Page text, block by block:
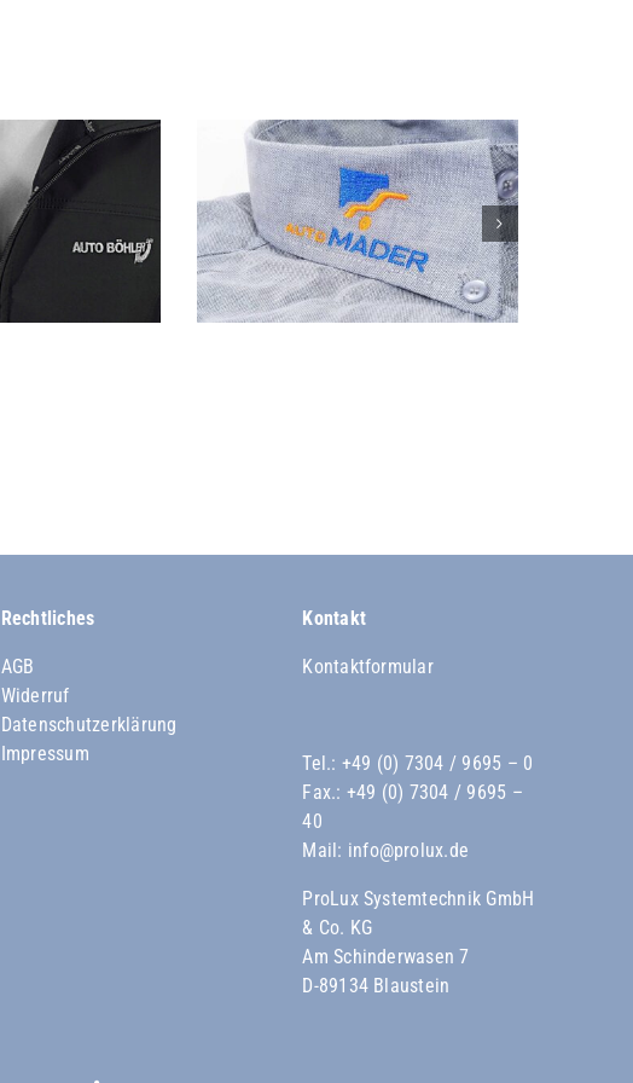
Rechtliches
AGB
Widerruf
Datenschutzerklärung
Impressum
Kontakt
Kontaktformular
Tel.: +49 (0) 7304 / 9695 – 0
Fax.: +49 (0) 7304 / 9695 –
40
Mail: info@prolux.de
ProLux Systemtechnik GmbH
& Co. KG
Am Schinderwasen 7
D-89134 Blaustein